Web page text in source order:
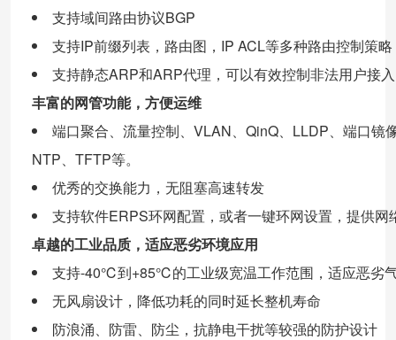
支持域间路由协议BGP
支持IP前缀列表，路由图，IP ACL等多种路由控制策略
支持静态ARP和ARP代理，可以有效控制非法用户接
丰富的网管功能，方便运维
端口聚合、流量控制、VLAN、QinQ、LLDP、端口
NTP、TFTP等。
优秀的交换能力，无阻塞高速转发
支持软件ERPS环网配置，或者一键环网设置，提供
卓越的工业品质，适应恶劣环境应用
支持-40℃到+85℃的工业级宽温工作范围，适应恶劣
无风扇设计，降低功耗的同时延长整机寿命
防浪涌、防雷、防尘，抗静电干扰等较强的防护设计